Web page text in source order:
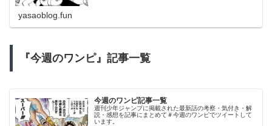
yasaoblog.fun
『今週のワンピ』記事一覧
今週のワンピ記事一覧
週刊少年ジャンプに掲載された最新話の考察・気付き・解
説・感想を記事にまとめて＃今週のワンピでツイートして
います。